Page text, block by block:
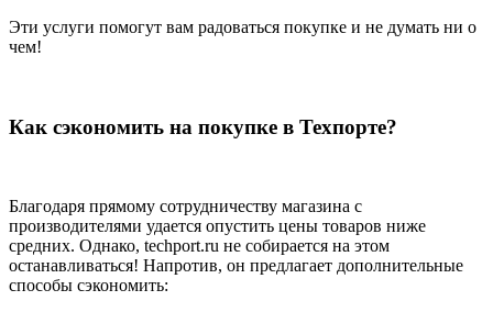
Эти услуги помогут вам радоваться покупке и не думать ни о
чем!
Как сэкономить на покупке в Техпорте?
Благодаря прямому сотрудничеству магазина с
производителями удается опустить цены товаров ниже
средних. Однако, techport.ru не собирается на этом
останавливаться! Напротив, он предлагает дополнительные
способы сэкономить: